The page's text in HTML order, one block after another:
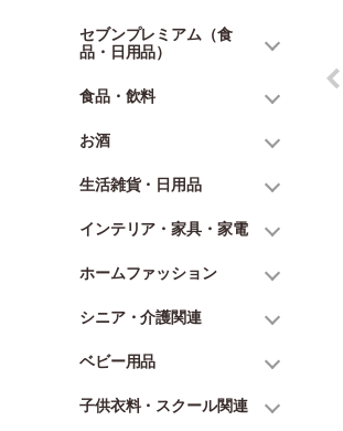
セブンプレミアム（食
品・日用品）
食品・飲料
お酒
生活雑貨・日用品
インテリア・家具・家電
ホームファッション
シニア・介護関連
ベビー用品
子供衣料・スクール関連